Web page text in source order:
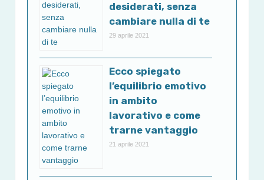
desiderati, senza
cambiare nulla di te
29 aprile 2021
Ecco spiegato
l’equilibrio emotivo
in ambito
lavorativo e come
trarne vantaggio
21 aprile 2021